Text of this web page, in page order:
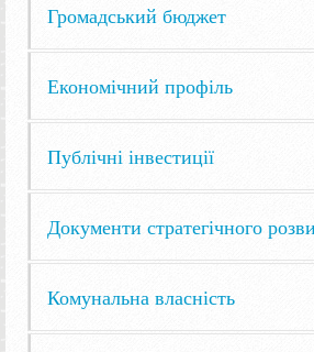
Громадський бюджет
Економічний профіль
Публічні інвестиції
Документи стратегічного
Комунальна власність